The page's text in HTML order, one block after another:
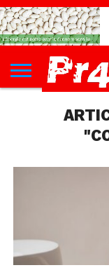
L’INFØ
PØLITIQUE
ECONØMIE
КULTURE
SANTÉ
FILLETTE
FORMATIONS
CONTACT